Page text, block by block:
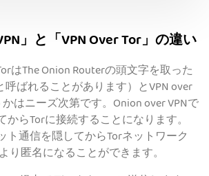
」と「VPN Over Tor」の違い
はThe Onion Routerの頭文字を取った
呼ばれることがあります）とVPN over
はニーズ次第です。Onion over VPNで
からTorに接続することになります。
ト通信を隠してからTorネットワーク
り匿名になることができます。